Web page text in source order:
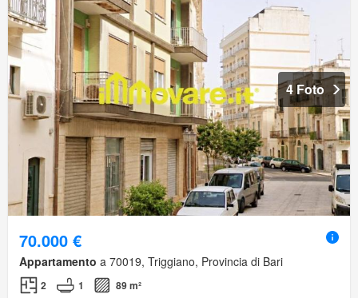
4 Foto
70.000 €
Appartamento a 70019, Triggiano, Provincia di Bari
2 1
89 m²